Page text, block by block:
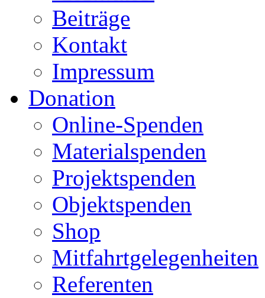
Beiträge
Kontakt
Impressum
Donation
Online-Spenden
Materialspenden
Projektspenden
Objektspenden
Shop
Mitfahrtgelegenheiten
Referenten